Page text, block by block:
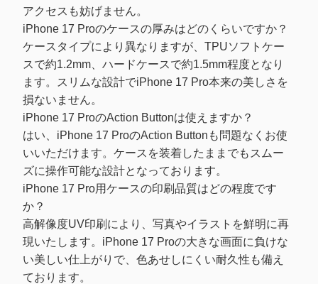
アクセスも妨げません。
iPhone 17 Proのケースの厚みはどのくらいですか？
ケースタイプにより異なりますが、TPUソフトケー
スで約1.2mm、ハードケースで約1.5mm程度となり
ます。スリムな設計でiPhone 17 Pro本来の美しさを
損ないません。
iPhone 17 ProのAction Buttonは使えますか？
はい、iPhone 17 ProのAction Buttonも問題なくお使
いいただけます。ケースを装着したままでもスムー
ズに操作可能な設計となっております。
iPhone 17 Pro用ケースの印刷品質はどの程度です
か？
高解像度UV印刷により、写真やイラストを鮮明に再
現いたします。iPhone 17 Proの大きな画面に負けな
い美しい仕上がりで、色あせしにくい耐久性も備え
ております。